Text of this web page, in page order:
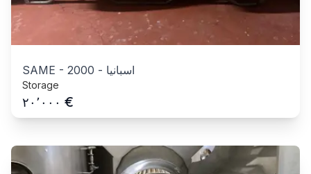
SAME - 2000 - اسبانيا
Storage
٢٠٬٠٠٠ €